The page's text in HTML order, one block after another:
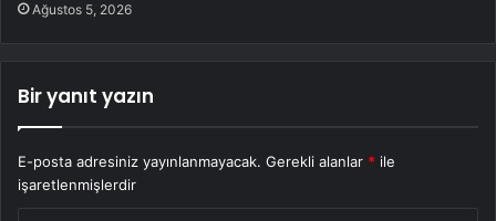
Ağustos 5, 2026
Bir yanıt yazın
E-posta adresiniz yayınlanmayacak. Gerekli alanlar * ile
işaretlenmişlerdir